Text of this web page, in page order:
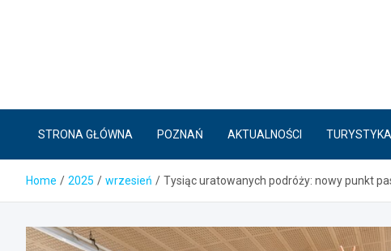
STRONA GŁÓWNA POZNAŃ AKTUALNOŚCI TURYSTYKA
Home 2025 wrzesień Tysiąc uratowanych podróży: nowy punkt